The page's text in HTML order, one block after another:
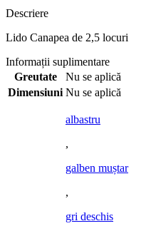
Descriere
Lido Canapea de 2,5 locuri
Informații suplimentare
Greutate
Nu se aplică
Dimensiuni Nu se aplică
albastru
,
galben muștar
,
gri deschis